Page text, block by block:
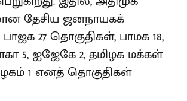
தேசிய ஜனநாயகக்
27 தொகுதிகள், பாமக 18,
5, ஐஜேகே 2, தமிழக மக்கள்
1 எனத் தொகுதிகள்